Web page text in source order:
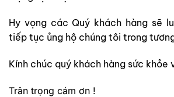
Hy vọng các Quý khách hàng sẽ
tiếp tục ủng hộ chúng tôi trong
Kính chúc quý khách hàng sức khỏe
Trân trọng cám ơn !